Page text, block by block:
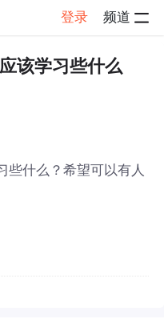
登录 频道
该学习些什么
些什么？希望可以有人